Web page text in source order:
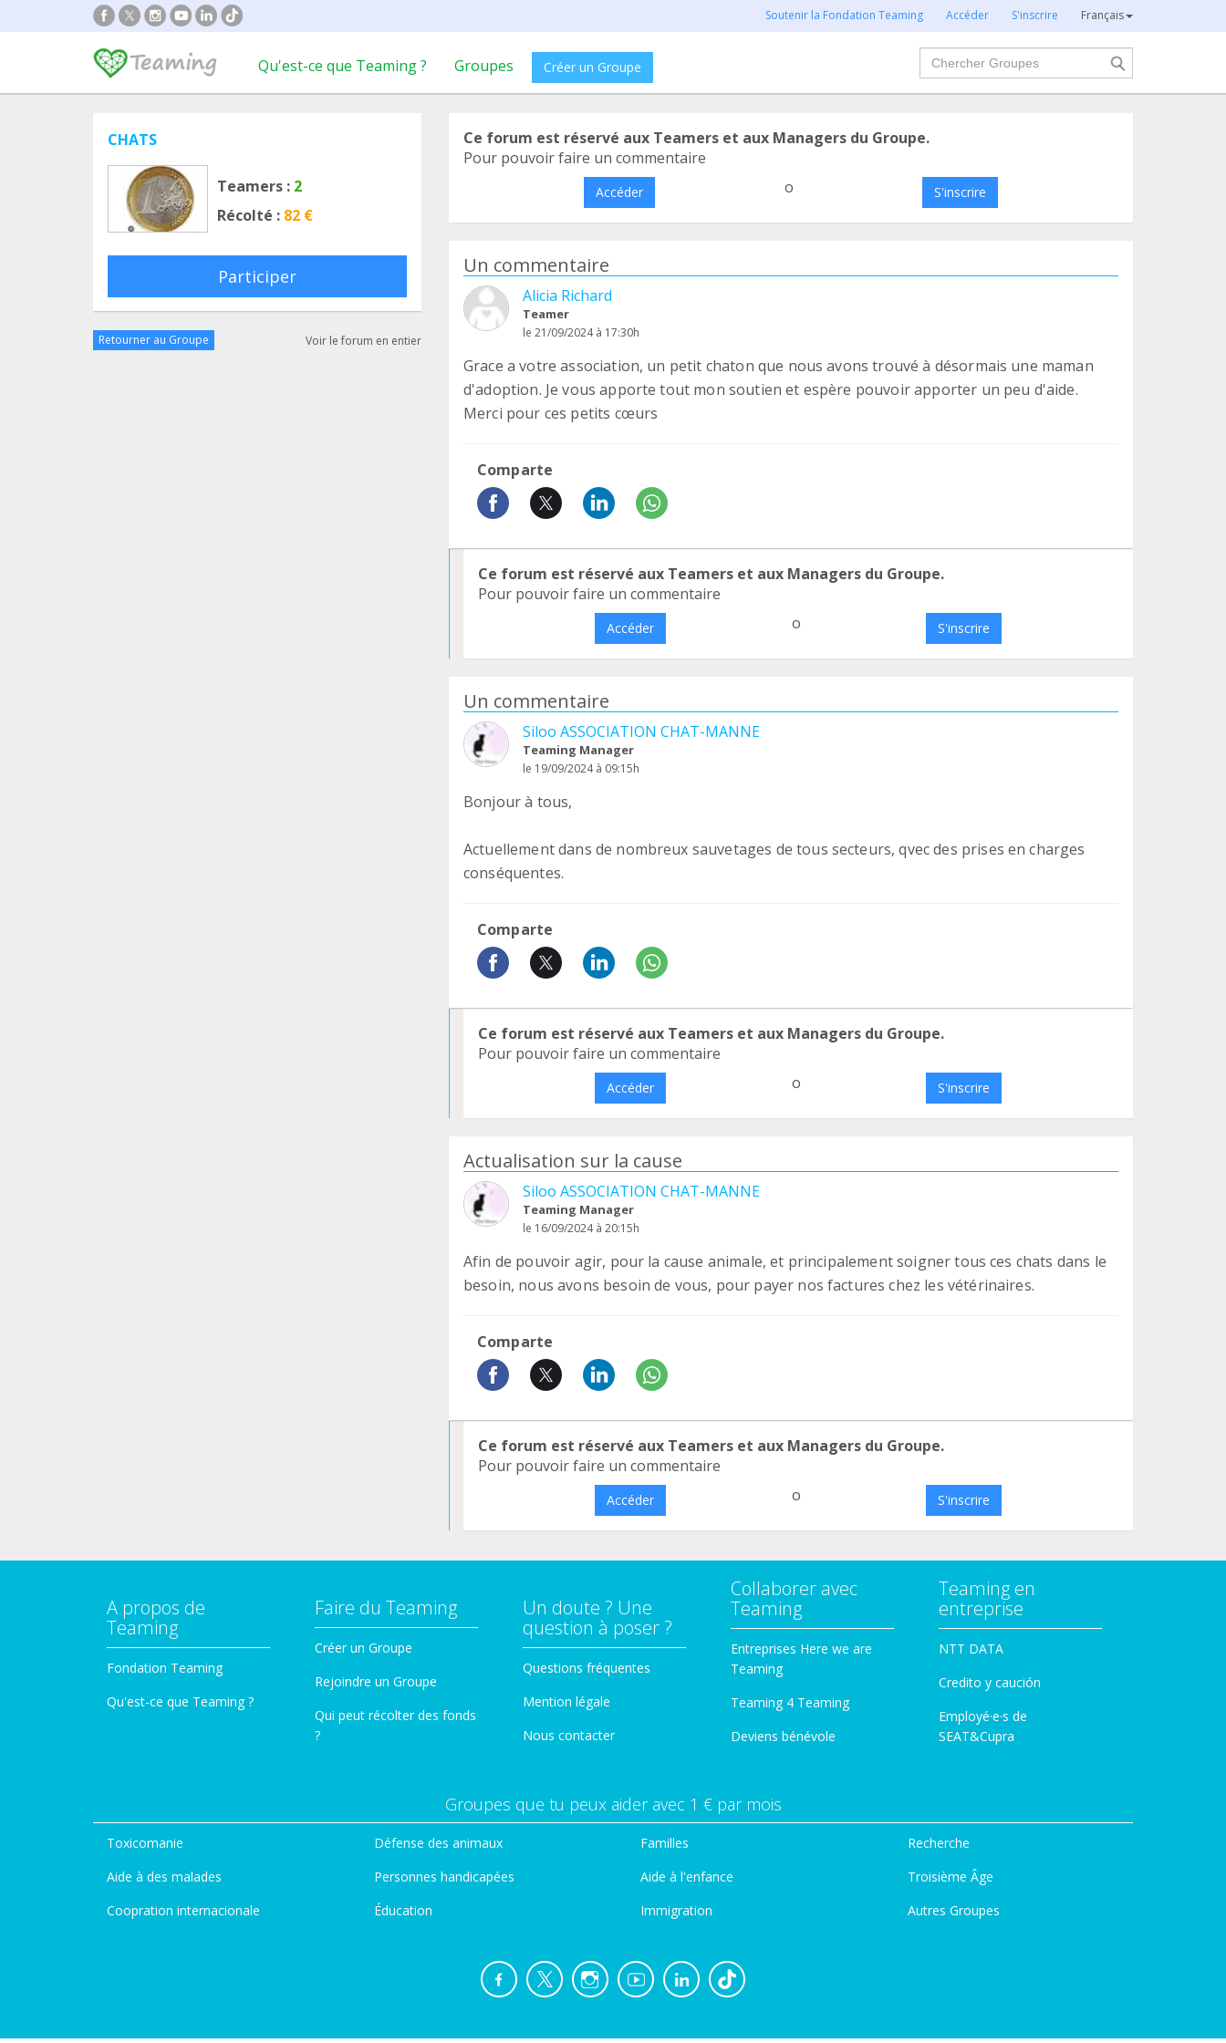
Soutenir la Fondation Teaming Accéder S'inscrire Français
Qu'est-ce que Teaming ? Groupes Créer un Groupe
Chercher
CHATS
Teamers : 2
Récolté : 82 €
Participer
Retourner au Groupe Voir le forum en entier
Ce forum est réservé aux Teamers et aux Managers du Groupe.
Pour pouvoir faire un commentaire
Accéder o S'inscrire
Un commentaire
Alicia Richard
Teamer
le 21/09/2024 à 17:30h
Grace a votre association, un petit chaton que nous avons trouvé à désormais une maman
d'adoption. Je vous apporte tout mon soutien et espère pouvoir apporter un peu d'aide.
Merci pour ces petits cœurs
Comparte
Ce forum est réservé aux Teamers et aux Managers du Groupe.
Pour pouvoir faire un commentaire
Accéder o S'inscrire
Un commentaire
Siloo ASSOCIATION CHAT-MANNE
Teaming Manager
le 19/09/2024 à 09:15h
Bonjour à tous,
Actuellement dans de nombreux sauvetages de tous secteurs, qvec des prises en charges
conséquentes.
Comparte
Ce forum est réservé aux Teamers et aux Managers du Groupe.
Pour pouvoir faire un commentaire
Accéder o S'inscrire
Actualisation sur la cause
Siloo ASSOCIATION CHAT-MANNE
Teaming Manager
le 16/09/2024 à 20:15h
Afin de pouvoir agir, pour la cause animale, et principalement soigner tous ces chats dans le
besoin, nous avons besoin de vous, pour payer nos factures chez les vétérinaires.
Comparte
Ce forum est réservé aux Teamers et aux Managers du Groupe.
Pour pouvoir faire un commentaire
Accéder o S'inscrire
A propos de
Teaming
Fondation Teaming
Qu'est-ce que Teaming ?
Faire du Teaming
Créer un Groupe
Rejoindre un Groupe
Qui peut récolter des fonds
?
Un doute ? Une
question à poser ?
Questions fréquentes
Mention légale
Nous contacter
Collaborer avec
Teaming
Entreprises Here we are
Teaming
Teaming 4 Teaming
Deviens bénévole
Teaming en
entreprise
NTT DATA
Credito y caución
Employé·e·s de
SEAT&Cupra
Groupes que tu peux aider avec 1 € par mois
Toxicomanie
Aide à des malades
Coopration internacionale
Défense des animaux
Personnes handicapées
Éducation
Familles
Aide à l'enfance
Immigration
Recherche
Troisième Âge
Autres Groupes